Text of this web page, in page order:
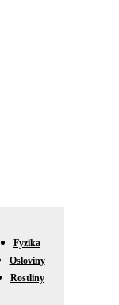
Fyzika
Osloviny
Rostliny